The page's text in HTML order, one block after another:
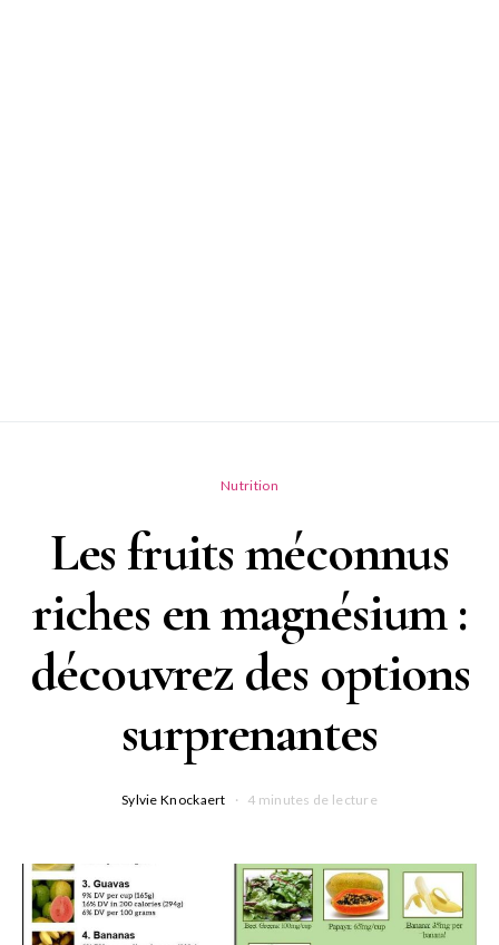
Nutrition
Les fruits méconnus
riches en magnésium :
découvrez des options
surprenantes
Sylvie Knockaert 4 minutes de lecture